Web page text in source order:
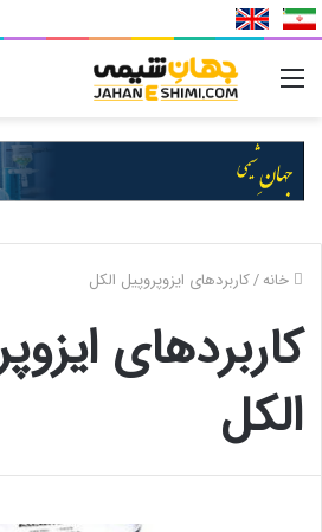
خانه/کاربردهای ایزوپروپیل الکل
کاربردهای
الکل